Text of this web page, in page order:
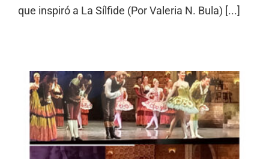
que inspiró a La Sílfide (Por Valeria N. Bula) [...]